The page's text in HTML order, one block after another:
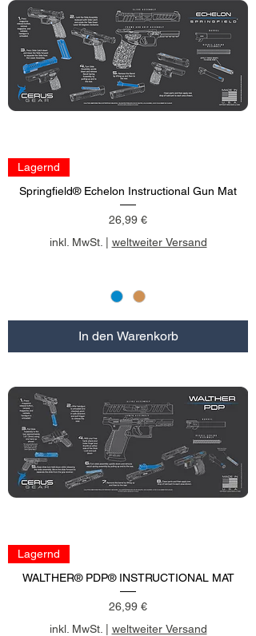
Lagernd
Springfield® Echelon Instructional Gun Mat
Preis
26,99 €
inkl. MwSt.
weltweiter Versand
In den Warenkorb
Lagernd
WALTHER® PDP® INSTRUCTIONAL MAT
Preis
26,99 €
inkl. MwSt.
weltweiter Versand